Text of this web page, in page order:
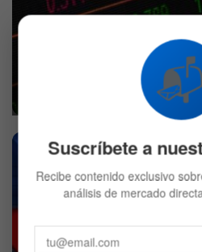
Dow Jones alcista: se
607
ACCIONES
Suscríbete a
Recibe contenido exclusivo
análisis de mercado